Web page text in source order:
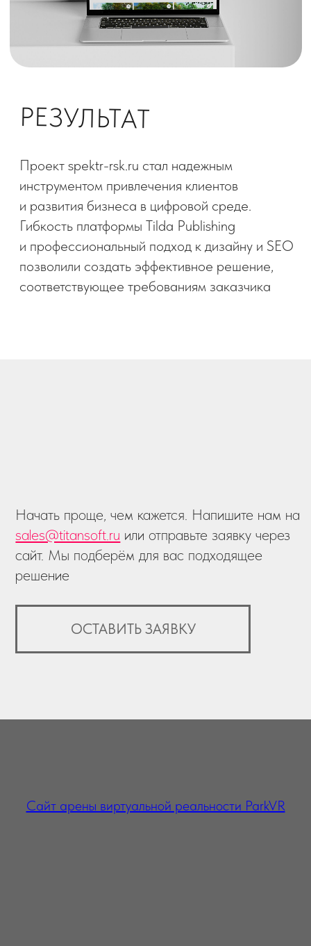
Cайт арены виртуальной реальности ParkVR
+7(343) 217-
Услуги
Портфолио
Блог
Вакансии
Заказать лендинг
Продвижение сайтов
Медийная реклама
Таргетированная
Техподдержка сайтов
Разработка чат-ботов
Аудит сайтов
Разработка кабинетов
Политика конфиденциальности
© 2000 - 2026 ТитанСофт